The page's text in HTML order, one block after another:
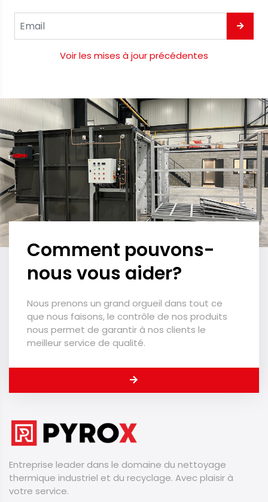
Voir les mises à jour précédentes
Comment pouvons-
nous vous aider?
Nous prenons un grand orgueil dans tout ce
que nous faisons, le contrôle de nos produits
nous permet de garantir à nos clients le
meilleur service de qualité.
Entreprise leader dans le domaine du nettoyage
thermique industriel et du recyclage. ​​​​​​​Avec plaisir à
votre service.